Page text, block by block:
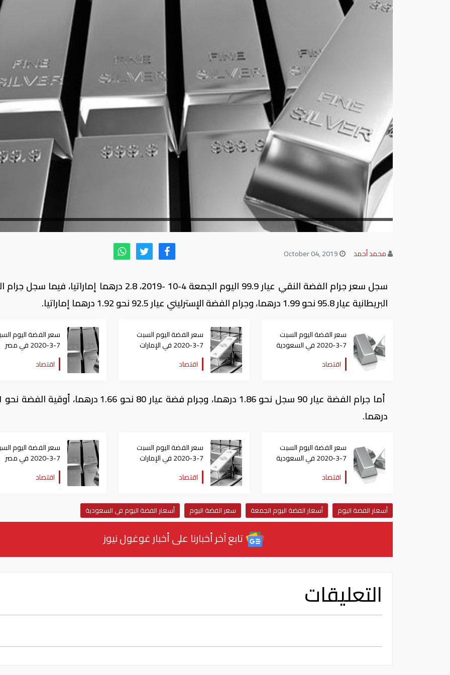
محمد أحمد
سجل سعر جرام الفضة النقي عيار 99.9 اليوم الجمعة 4-10 -2019، 2.8 درهما إماراتيا،
البريطانية عيار 95.8 نحو 1.99 درهما، وجرام الفضة الإسترليني عيار 92.5 نحو 1.92 درهما إماراتيا.
سعر الفضة اليوم السبت
7-3-2020 في السعودية
اقتصاد
سعر الفضة اليوم السبت
7-3-2020 في الإمارات
اقتصاد
سعر الفضة اليوم
7-3-2020 في مصر
اقتصاد
أما
درهما.
سعر الفضة اليوم السبت
7-3-2020 في السعودية
اقتصاد
سعر الفضة اليوم السبت
7-3-2020 في الإمارات
اقتصاد
سعر الفضة اليوم
7-3-2020 في مصر
اقتصاد
أسعار الفضة اليوم أسعار الفضة اليوم الجمعة سعر الفضة اليوم أسعار الفضة اليوم في السعودية
تابع آخر أخبارنا على أخبار غوغول نيوز
التعليقات